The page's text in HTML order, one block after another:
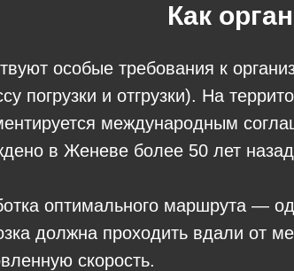
Как
особые требования к
погрузки и отгрузки). На
международным
в Женеве более 50 лет
оптимального маршрута —
должна проходить вдали от
скорость.